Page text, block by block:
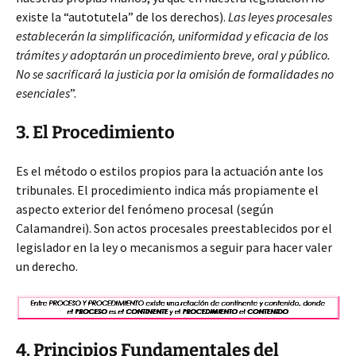
existe la “autotutela” de los derechos). Las leyes procesales
establecerán la simplificación, uniformidad y eficacia de los
trámites y adoptarán un procedimiento breve, oral y público.
No se sacrificará la justicia por la omisión de formalidades no
esenciales”.
3. El Procedimiento
Es el método o estilos propios para la actuación ante los
tribunales. El procedimiento indica más propiamente el
aspecto exterior del fenómeno procesal (según
Calamandrei). Son actos procesales preestablecidos por el
legislador en la ley o mecanismos a seguir para hacer valer
un derecho.
4. Principios Fundamentales del